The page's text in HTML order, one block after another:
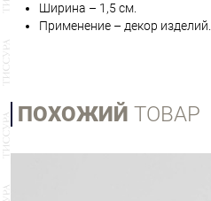
Ширина – 1,5 см.
Применение – декор изделий.
ПОХОЖИЙ ТОВАР